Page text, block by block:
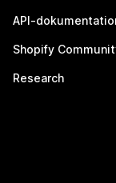
API-
Shopify
Research